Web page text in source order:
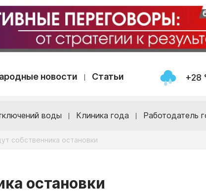
новости Статьи +28
воды Клиника года Работодатель
собственника остановки
остановки